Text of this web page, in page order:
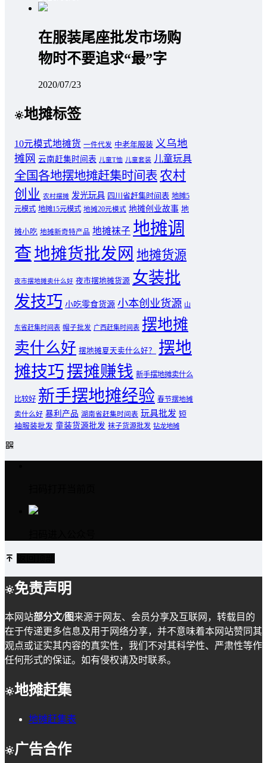
在服装尾座批发市场购
物时不要追求“最”字
2020/07/23
地摊标签
10元模式地摊货 一件代发 中老年服装 义乌地
摊网 云南赶集时间表 儿童T恤 儿童套装 儿童玩具
全国各地摆地摊赶集时间表 农村
创业 农村摆摊 发光玩具 四川省赶集时间表 地摊5
元模式 地摊15元模式 地摊20元模式 地摊创业故事 地
摊小吃 地摊新奇特产品 地摊袜子 地摊调
查地摊货批发网 地摊货源
夜市摆地摊卖什么好 夜市摆地摊货源 女装批
发技巧 小吃零食货源 小本创业货源 山
东省赶集时间表 帽子批发 广西赶集时间表 摆地摊
卖什么好 摆地摊夏天卖什么好？
摆地
摊技巧摆摊赚钱 新手摆地摊卖什么
比较好 新手摆地摊经验 春节摆地摊
卖什么好 暴利产品 湖南省赶集时间表 玩具批发 短
袖服装批发 童装货源批发 袜子货源批发 钻龙地摊
免责声明
本网站部分文/图来源于网友、会员分享及互联网，转载目的
在于传递更多信息及用于网络分享，并不意味着本网站赞同其
观点或证实其内容的真实性，我们不对其科学性、严肃性等作
任何形式的保证。如有侵权请及时联系。
地摊赶集
地摊赶集表
广告合作